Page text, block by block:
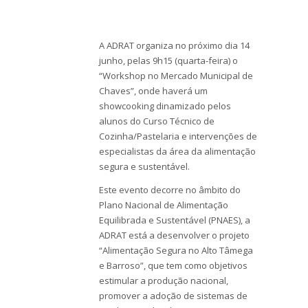
A ADRAT organiza no próximo dia 14
junho, pelas 9h15 (quarta-feira) o
“Workshop no Mercado Municipal de
Chaves”, onde haverá um
showcooking dinamizado pelos
alunos do Curso Técnico de
Cozinha/Pastelaria e intervenções de
especialistas da área da alimentação
segura e sustentável.
Este evento decorre no âmbito do
Plano Nacional de Alimentação
Equilibrada e Sustentável (PNAES), a
ADRAT está a desenvolver o projeto
“Alimentação Segura no Alto Tâmega
e Barroso”, que tem como objetivos
estimular a produção nacional,
promover a adoção de sistemas de